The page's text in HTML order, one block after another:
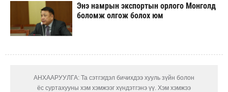
Энэ намрын экспортын орлого Монголд
боломж олгож болох юм
АНХААРУУЛГА: Та сэтгэгдэл бичихдээ хууль зүйн болон
ёс суртахууны хэм хэмжээг хүндэтгэнэ үү. Хэм хэмжээ